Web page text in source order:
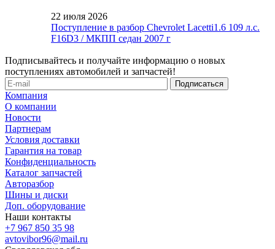
22 июля 2026
Поступление в разбор Chevrolet Lacetti1.6 109 л.с.
F16D3 / МКПП седан 2007 г
Подписывайтесь и получайте информацию о новых
поступлениях автомобилей и запчастей!
Компания
О компании
Новости
Партнерам
Условия доставки
Гарантия на товар
Конфиденциальность
Каталог запчастей
Авторазбор
Шины и диски
Доп. оборудование
Наши контакты
+7 967 850 35 98
avtovibor96@mail.ru